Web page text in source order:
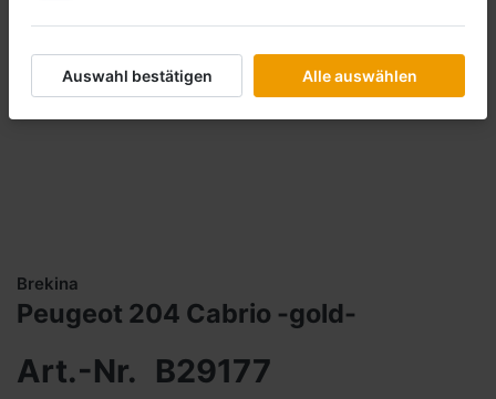
Brekina
Peugeot 204 Cabrio -gold-
Art.-Nr. B29177
Auswahl bestätigen Alle auswählen